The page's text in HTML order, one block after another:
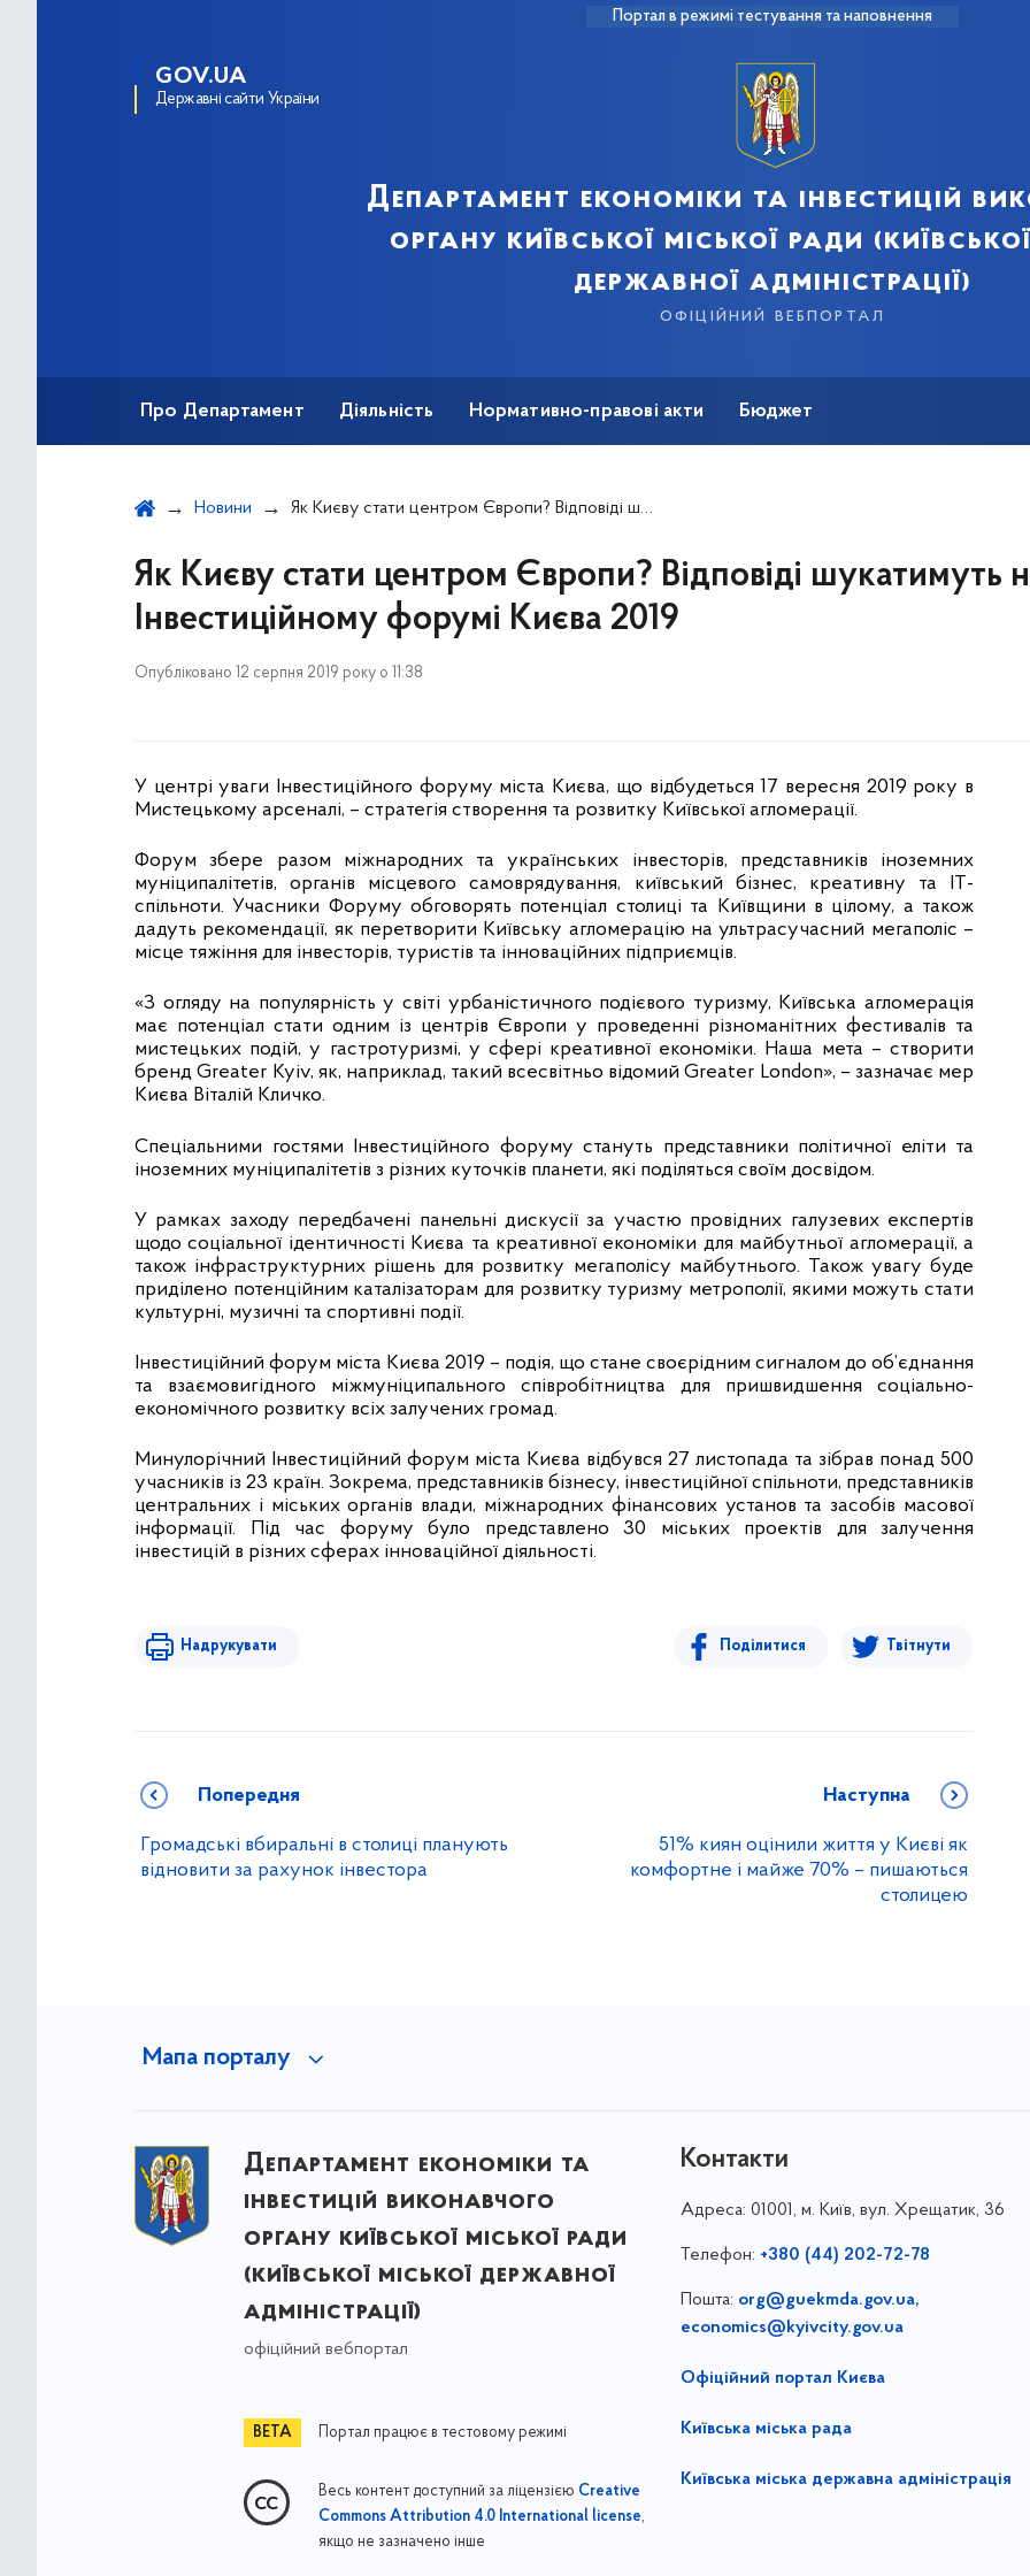
Портал в режимі тестування та наповнення
GOV.UA
Державні сайти України
Департамент економіки та інвестицій
органу київської міської ради
державної адміністрації)
офіційний вебпортал
Про Департамент Діяльність Нормативно-правові акти Бюджет
Новини Як Києву стати центром Європи? Відповіді шукатимуть на Інвестиційному форумі Києва 2019
Як Києву стати центром Європи? Відповіді шукатимуть
Інвестиційному форумі Києва 2019
Опубліковано 12 серпня 2019 року о 11:38
У центрі уваги Інвестиційного форуму міста Києва, що відбудеться 17 вересня 2019 року в
Мистецькому арсеналі, – стратегія створення та розвитку Київської агломерації.
Форум збере разом міжнародних та українських інвесторів, представників іноземних
муніципалітетів, органів місцевого самоврядування, київський бізнес, креативну та ІТ-
спільноти. Учасники Форуму обговорять потенціал столиці та Київщини в цілому, а також
дадуть рекомендації, як перетворити Київську агломерацію на ультрасучасний мегаполіс –
місце тяжіння для інвесторів, туристів та інноваційних підприємців.
«З огляду на популярність у світі урбаністичного подієвого туризму, Київська агломерація
має потенціал стати одним із центрів Європи у проведенні різноманітних фестивалів та
мистецьких подій, у гастротуризмі, у сфері креативної економіки. Наша мета – створити
бренд Greater Kyiv, як, наприклад, такий всесвітньо відомий Greater London», – зазначає мер
Києва Віталій Кличко.
Спеціальними гостями Інвестиційного форуму стануть представники політичної еліти та
іноземних муніципалітетів з різних куточків планети, які поділяться своїм досвідом.
У рамках заходу передбачені панельні дискусії за участю провідних галузевих експертів
щодо соціальної ідентичності Києва та креативної економіки для майбутньої агломерації, а
також інфраструктурних рішень для розвитку мегаполісу майбутнього. Також увагу буде
приділено потенційним каталізаторам для розвитку туризму метрополії, якими можуть стати
культурні, музичні та спортивні події.
Інвестиційний форум міста Києва 2019 – подія, що стане своєрідним сигналом до об’єднання
та взаємовигідного міжмуніципального співробітництва для пришвидшення соціально-
економічного розвитку всіх залучених громад.
Минулорічний Інвестиційний форум міста Києва відбувся 27 листопада та зібрав понад 500
учасників із 23 країн. Зокрема, представників бізнесу, інвестиційної спільноти, представників
центральних і міських органів влади, міжнародних фінансових установ та засобів масової
інформації. Під час форуму було представлено 30 міських проектів для залучення
інвестицій в різних сферах інноваційної діяльності.
Надрукувати Поділитися Твітнути
Попередня
Громадські вбиральні в столиці планують
відновити за рахунок інвестора
Наступна
51% киян оцінили життя у Києві як
комфортне і майже 70% – пишаються
столицею
Мапа порталу
Департамент економіки та
інвестицій виконавчого
органу київської міської ради
(київської міської державної
адміністрації)
офіційний вебпортал
Портал працює в тестовому режимі
Весь контент доступний за ліцензією Creative
Commons Attribution 4.0 International license,
якщо не зазначено інше
Контакти
Адреса: 01001, м. Київ, вул. Хрещатик, 36
Телефон: +380 (44) 202-72-78
Пошта: org@guekmda.gov.ua,
economics@kyivcity.gov.ua
Офіційний портал Києва
Київська міська рада
Київська міська державна адміністрація